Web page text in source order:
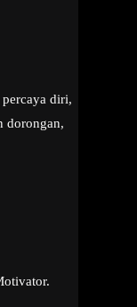
diri,
dorongan,